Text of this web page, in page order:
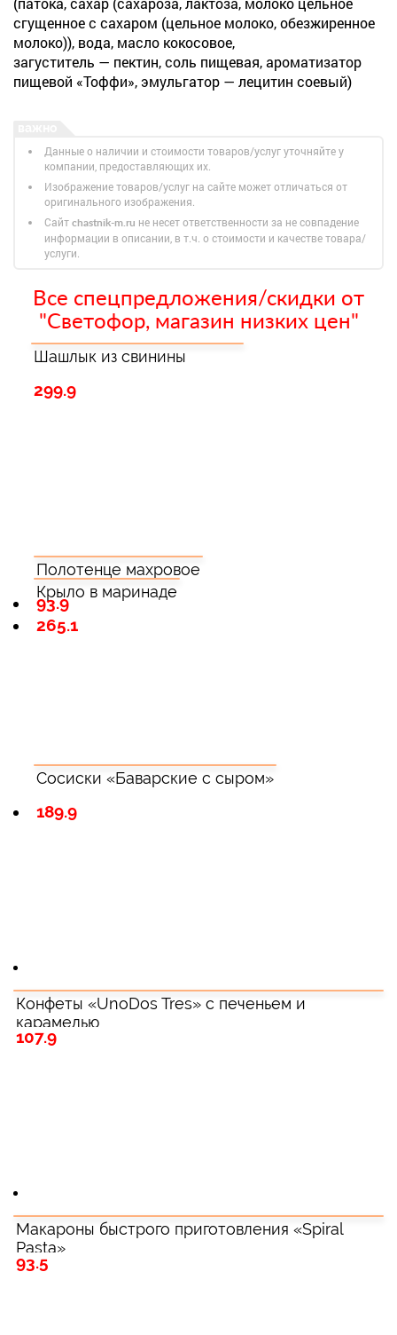
сгущенное с сахаром (цельное молоко, обезжиренное
молоко)), вода, масло кокосовое,
загуститель — пектин, соль пищевая, ароматизатор
пищевой «Тоффи», эмульгатор — лецитин соевый)
Данные о наличии и стоимости товаров/услуг уточняйте у
компании, предоставляющих их.
Изображение товаров/услуг на сайте может отличаться от
оригинального изображения.
Сайт chastnik-m.ru не несет ответственности за не совпадение
информации в описании, в т.ч. о стоимости и качестве товара/
услуги.
Все спецпредложения/скидки от
"Светофор, магазин низких цен"
Шашлык из свинины
299.9
Крыло в маринаде
265.1
Полотенце махровое
93.9
Сосиски «Баварские с сыром»
189.9
Конфеты «UnoDos Tres» с печеньем и
карамелью
107.9
Макароны быстрого приготовления «Spiral
Pasta»
93.5